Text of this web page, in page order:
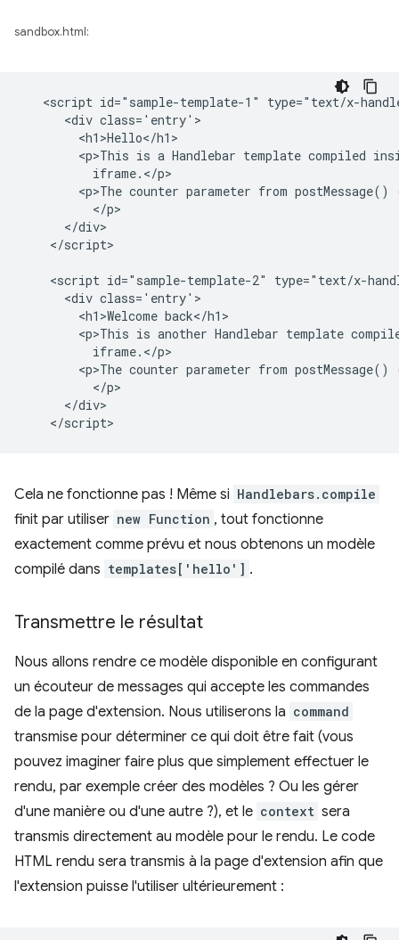
sandbox.html:
<script id="sample-template-1" type="text/x-
      <div class='entry'>
        <h1>Hello</h1>
<p>This is a Handlebar template compiled
          iframe.</p>
<p>The counter parameter from postMessage()
          </p>
      </div>
    </script>
<script id="sample-template-2" type="text/x-
      <div class='entry'>
        <h1>Welcome back</h1>
<p>This is another Handlebar template
          iframe.</p>
<p>The counter parameter from postMessage()
          </p>
      </div>
Cela ne fonctionne pas ! Même si Handlebars.compile
finit par utiliser new Function , tout fonctionne
exactement comme prévu et nous obtenons un modèle
compilé dans templates['hello'] .
Transmettre le résultat
Nous allons rendre ce modèle disponible en configurant
un écouteur de messages qui accepte les commandes
de la page d'extension. Nous utiliserons la command
transmise pour déterminer ce qui doit être fait (vous
pouvez imaginer faire plus que simplement effectuer le
rendu, par exemple créer des modèles ? Ou les gérer
d'une manière ou d'une autre ?), et le context sera
transmis directement au modèle pour le rendu. Le code
HTML rendu sera transmis à la page d'extension afin que
l'extension puisse l'utiliser ultérieurement :